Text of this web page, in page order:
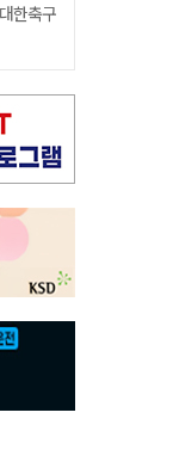
한축구